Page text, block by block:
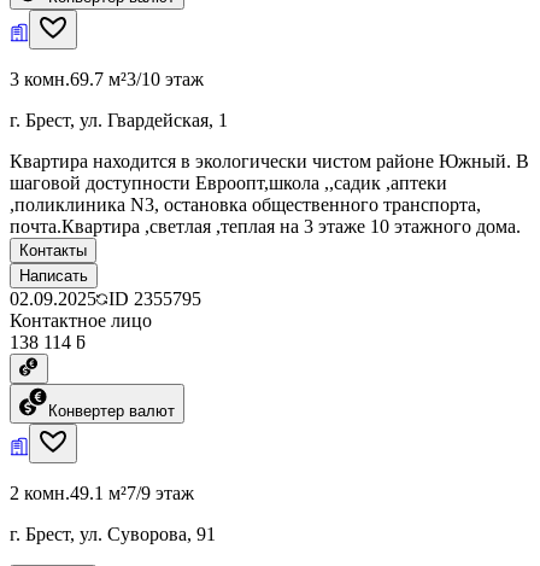
3 комн.69.7 м²3/10 этаж
г. Брест, ул. Гвардейская, 1
Квартира находится в экологически чистом районе Южный. В
шаговой доступности Евроопт,школа ,,садик ,аптеки
,поликлиника N3, остановка общественного транспорта,
почта.Квартира ,светлая ,теплая на 3 этаже 10 этажного дома.
Контакты
Написать
02.09.2025 ID 2355795
Контактное лицо
138 114 ƃ
Конвертер валют
2 комн.49.1 м²7/9 этаж
г. Брест, ул. Суворова, 91